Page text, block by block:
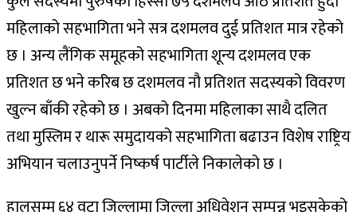
महिलाको सहभागिता भने सत्र दशमलव दुई प्रतिशत मात्र रहेको
छ । अन्य लैंगिक समूहको सहभागिता शून्य दशमलव एक
प्रतिशत छ भने करिब छ दशमलव नौ प्रतिशत सदस्यको विवरण
खुल्न बाँकी रहेको छ । अबको दिनमा महिलाका साथै दलित
तथा मुस्लिम र थारू समुदायको सहभागिता बढाउन विशेष राष्ट्रिय
अभियान चलाउनुपर्ने निष्कर्ष पार्टीले निकालेको छ ।